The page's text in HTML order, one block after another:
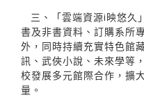
三、「雲端資源i映悠久
書及非書資料、訂購系所
外，同時持續充實特色館
訊、武俠小說、未來學等
校發展多元館際合作，擴
量。